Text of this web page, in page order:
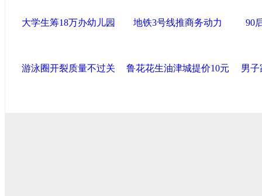
大学生筹18万办幼儿园 地铁3号线推商务动力 90
游泳圈开裂质量不过关 鲁花花生油津城提价10元 男子